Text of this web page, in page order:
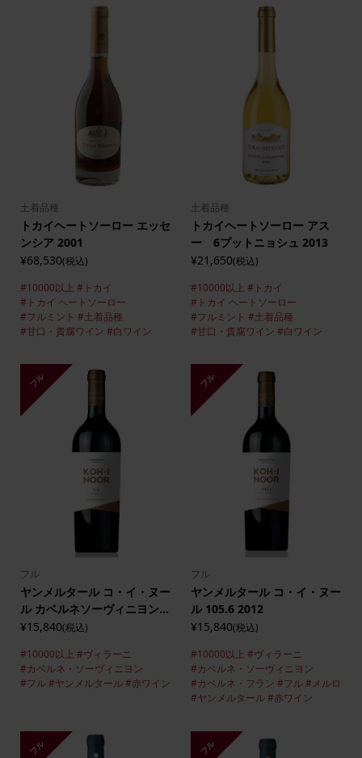
土着品種
トカイヘートソーロー エッセ
ンシア 2001
¥68,530(税込)
#10000以上 #トカイ
#トカイ ヘートソーロー
#フルミント #土着品種
#甘口・貴腐ワイン #白ワイン
土着品種
トカイヘートソーロー アス
ー 6プットニョシュ 2013
¥21,650(税込)
#10000以上 #トカイ
#トカイ ヘートソーロー
#フルミント #土着品種
#甘口・貴腐ワイン #白ワイン
フル
フル
ヤンメルタール コ・イ・ヌー
ル カベルネソーヴィニヨン...
¥15,840(税込)
#10000以上 #ヴィラーニ
#カベルネ・ソーヴィニヨン
#フル#ヤンメルタール#赤ワイン
フル
フル
ヤンメルタール コ・イ・ヌー
ル 105.6 2012
¥15,840(税込)
#10000以上 #ヴィラーニ
#カベルネ・ソーヴィニヨン
#カベルネ・フラン #フル #メルロ
#ヤンメルタール #赤ワイン
フル フル